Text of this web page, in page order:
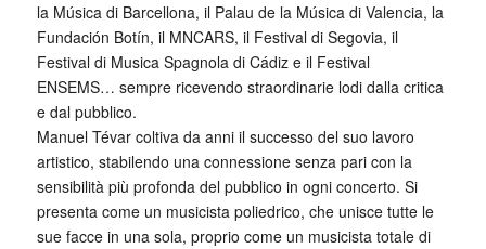
la Música di Barcellona, il Palau de la Música di Valencia, la
Fundación Botín, il MNCARS, il Festival di Segovia, il
Festival di Musica Spagnola di Cádiz e il Festival
ENSEMS… sempre ricevendo straordinarie lodi dalla critica
e dal pubblico.
Manuel Tévar coltiva da anni il successo del suo lavoro
artistico, stabilendo una connessione senza pari con la
sensibilità più profonda del pubblico in ogni concerto. Si
presenta come un musicista poliedrico, che unisce tutte le
sue facce in una sola, proprio come un musicista totale di